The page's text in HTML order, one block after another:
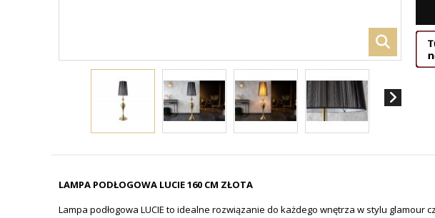
LAMPA PODŁOGOWA LUCIE 160 CM ZŁOTA
Lampa podłogowa LUCIE to idealne rozwiązanie do każdego wnętrza w stylu